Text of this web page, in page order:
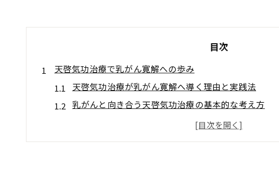
目次
天啓気功治療で乳がん寛解への歩み
天啓気功治療が乳がん寛解へ導く理由と実践法
乳がんと向き合う天啓気功治療の基本的な考え方
天啓気功治療がもたらす寛解体験の本質とは
乳がんステージ4における天啓気功治療の挑戦